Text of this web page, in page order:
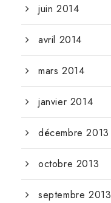
juin 2014
avril 2014
mars 2014
janvier 2014
décembre 2013
octobre 2013
septembre 2013